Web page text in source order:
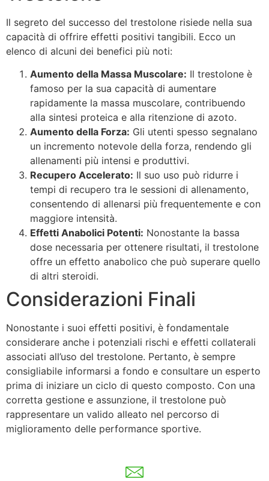
Il segreto del successo del trestolone risiede nella sua
capacità di offrire effetti positivi tangibili. Ecco un
elenco di alcuni dei benefici più noti:
Aumento della Massa Muscolare: Il trestolone è
famoso per la sua capacità di aumentare
rapidamente la massa muscolare, contribuendo
alla sintesi proteica e alla ritenzione di azoto.
Aumento della Forza: Gli utenti spesso segnalano
un incremento notevole della forza, rendendo gli
allenamenti più intensi e produttivi.
Recupero Accelerato: Il suo uso può ridurre i
tempi di recupero tra le sessioni di allenamento,
consentendo di allenarsi più frequentemente e con
maggiore intensità.
Effetti Anabolici Potenti: Nonostante la bassa
dose necessaria per ottenere risultati, il trestolone
offre un effetto anabolico che può superare quello
di altri steroidi.
Considerazioni Finali
Nonostante i suoi effetti positivi, è fondamentale
considerare anche i potenziali rischi e effetti collaterali
associati all’uso del trestolone. Pertanto, è sempre
consigliabile informarsi a fondo e consultare un esperto
prima di iniziare un ciclo di questo composto. Con una
corretta gestione e assunzione, il trestolone può
rappresentare un valido alleato nel percorso di
miglioramento delle performance sportive.